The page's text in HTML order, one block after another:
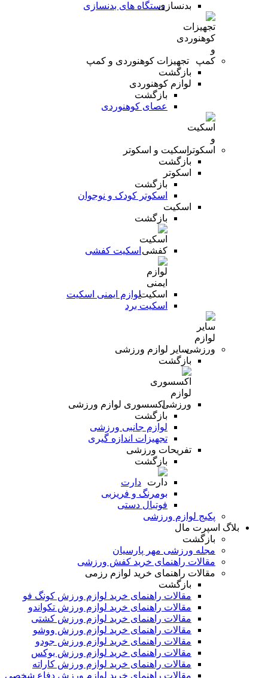
دستگاه های بدنسازی
تجهیزات کوهنوردی و کمپ
بازگشت
لوازم کوهنوردی
بازگشت
عصای کوهنوردی
اسکیت و اسکوتر
بازگشت
اسکوتر
بازگشت
اسکوتر کودک و نوجوان
اسکیت
بازگشت
اسکیت کفشی
لوازم ایمنی اسکیت
اسکیت برد
سایر لوازم ورزشی
بازگشت
اکسسوری لوازم ورزشی
بازگشت
لوازم جانبی ورزشی
تجهیزات اندازه گیری
تفریحات ورزشی
بازگشت
دارت
بومرنگ و فریزبی
فوتبال دستی
پکیج لوازم ورزشی
بلاگ اسپرت مال
بازگشت
مجله ورزشی مهر پارسیان
مقالات راهنمای خرید کفش ورزشی
مقالات راهنمای خرید لوازم رزمی
بازگشت
مقالات راهنمای خرید لوازم ورزش کونگ فو
مقالات راهنمای خرید لوازم ورزش تکواندو
مقالات راهنمای خرید لوازم ورزش کشتی
مقالات راهنمای خرید لوازم ورزش ووشو
مقالات راهنمای خرید لوازم ورزش جودو
مقالات راهنمای خرید لوازم ورزش بوکس
مقالات راهنمای خرید لوازم ورزش کاراته
مقالات راهنمای خرید لوازم ورزش دفاع شخصی